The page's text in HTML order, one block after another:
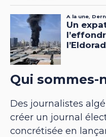
Qui sommes-
Des journalistes
créer un journal
concrétisée en